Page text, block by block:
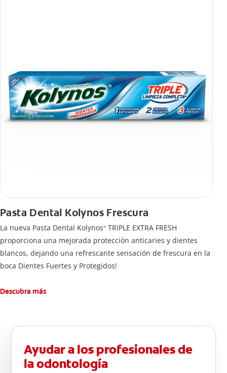
Pasta Dental Kolynos Frescura
La nueva Pasta Dental Kolynos® TRIPLE EXTRA FRESH
proporciona una mejorada protección anticaries y dientes
blancos, dejando una refrescante sensación de frescura en la
boca Dientes Fuertes y Protegidos!
Descubra más
Ayudar a los profesionales de
la odontología